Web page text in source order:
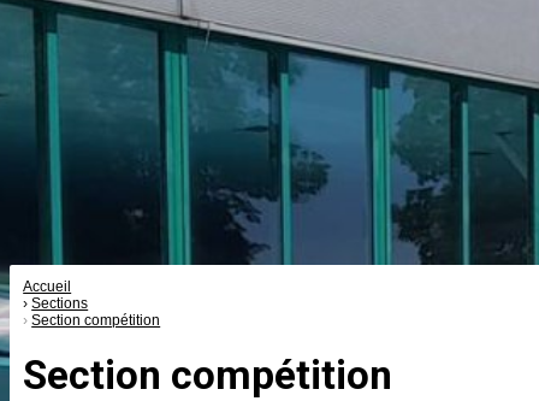
Accueil
Sections
Section compétition
Section compétition